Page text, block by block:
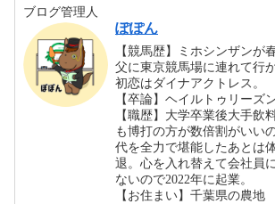
ブログ管理人
ぽぽん
【競馬歴】ミホシンザンが
父に東京競馬場に連れて行
初恋はダイナアクトレス。
【卒論】ヘイルトゥリーズ
【職歴】大学卒業後大手飲
も博打の方が数倍割がいい
代を全力で堪能したあとは
退。心を入れ替えて会社員
ないので2022年に起業。
【お住まい】千葉県の農地